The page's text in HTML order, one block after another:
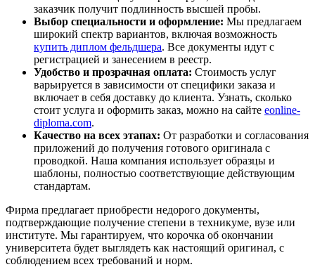
заказчик получит подлинность высшей пробы.
Выбор специальности и оформление: Мы предлагаем
широкий спектр вариантов, включая возможность
купить диплом фельдшера. Все документы идут с
регистрацией и занесением в реестр.
Удобство и прозрачная оплата: Стоимость услуг
варьируется в зависимости от специфики заказа и
включает в себя доставку до клиента. Узнать, сколько
стоит услуга и оформить заказ, можно на сайте eonline-
diploma.com.
Качество на всех этапах: От разработки и согласования
приложений до получения готового оригинала с
проводкой. Наша компания использует образцы и
шаблоны, полностью соответствующие действующим
стандартам.
Фирма предлагает приобрести недорого документы,
подтверждающие получение степени в техникуме, вузе или
институте. Мы гарантируем, что корочка об окончании
университета будет выглядеть как настоящий оригинал, с
соблюдением всех требований и норм.